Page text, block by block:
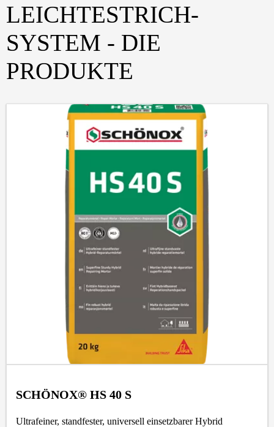
LEICHTESTRICH-
SYSTEM - DIE
PRODUKTE
SCHÖNOX® HS 40 S
Ultrafeiner, standfester, universell einsetzbarer Hybrid